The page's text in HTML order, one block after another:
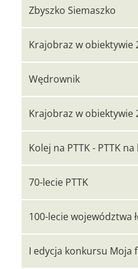
Zbyszko Siemaszko
Krajobraz w obiektywie
Wędrownik
Krajobraz w obiektywie
Kolej na PTTK - PTTK na
70-lecie PTTK
100-lecie województwa
I edycja konkursu Moja